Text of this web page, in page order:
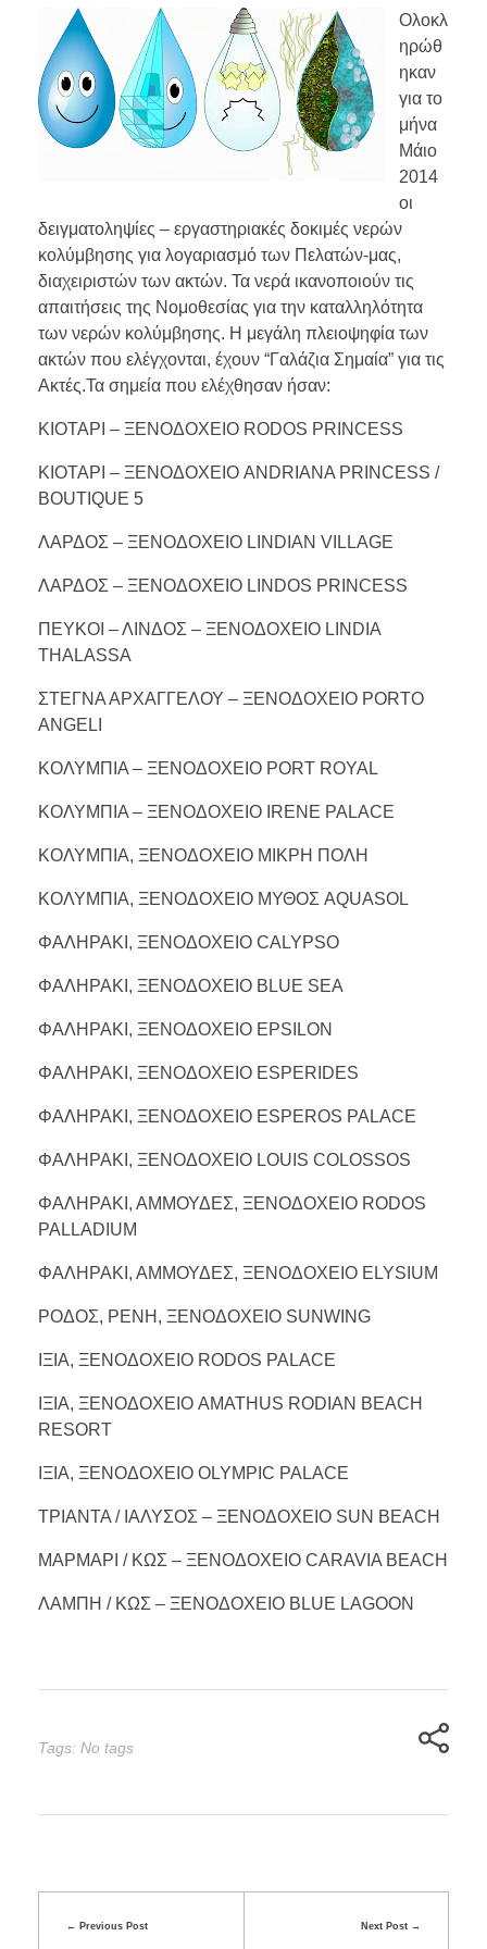
Ολοκλ
ηρώθ
ηκαν
για το
μήνα
Μάιο
2014
οι
δειγματοληψίες – εργαστηριακές δοκιμές νερών
κολύμβησης για λογαριασμό των Πελατών-μας,
διαχειριστών των ακτών. Τα νερά ικανοποιούν τις
απαιτήσεις της Νομοθεσίας για την καταλληλότητα
των νερών κολύμβησης. Η μεγάλη πλειοψηφία των
ακτών που ελέγχονται, έχουν “Γαλάζια Σημαία” για τις
Ακτές.Τα σημεία που ελέχθησαν ήσαν:
ΚΙΟΤΑΡΙ – ΞΕΝΟΔΟΧΕΙΟ RODOS PRINCESS
ΚΙΟΤΑΡΙ – ΞΕΝΟΔΟΧΕΙΟ ANDRIANA PRINCESS /
BOUTIQUE 5
ΛΑΡΔΟΣ – ΞΕΝΟΔΟΧΕΙΟ LINDIAN VILLAGE
ΛΑΡΔΟΣ – ΞΕΝΟΔΟΧΕΙΟ LINDOS PRINCESS
ΠΕΥΚΟΙ – ΛΙΝΔΟΣ – ΞΕΝΟΔΟΧΕΙΟ LINDIA
THALASSA
ΣΤΕΓΝΑ ΑΡΧΑΓΓΕΛΟΥ – ΞΕΝΟΔΟΧΕΙΟ PORTO
ANGELI
ΚΟΛΥΜΠΙΑ – ΞΕΝΟΔΟΧΕΙΟ PORT ROYAL
ΚΟΛΥΜΠΙΑ – ΞΕΝΟΔΟΧΕΙΟ IRENE PALACE
ΚΟΛΥΜΠΙΑ, ΞΕΝΟΔΟΧΕΙΟ ΜΙΚΡΗ ΠΟΛΗ
ΚΟΛΥΜΠΙΑ, ΞΕΝΟΔΟΧΕΙΟ ΜΥΘΟΣ AQUASOL
ΦΑΛΗΡΑΚΙ, ΞΕΝΟΔΟΧΕΙΟ CALYPSO
ΦΑΛΗΡΑΚΙ, ΞΕΝΟΔΟΧΕΙΟ BLUE SEA
ΦΑΛΗΡΑΚΙ, ΞΕΝΟΔΟΧΕΙΟ EPSILON
ΦΑΛΗΡΑΚΙ, ΞΕΝΟΔΟΧΕΙΟ ESPERIDES
ΦΑΛΗΡΑΚΙ, ΞΕΝΟΔΟΧΕΙΟ ESPEROS PALACE
ΦΑΛΗΡΑΚΙ, ΞΕΝΟΔΟΧΕΙΟ LOUIS COLOSSOS
ΦΑΛΗΡΑΚΙ, ΑΜΜΟΥΔΕΣ, ΞΕΝΟΔΟΧΕΙΟ RODOS
PALLADIUM
ΦΑΛΗΡΑΚΙ, ΑΜΜΟΥΔΕΣ, ΞΕΝΟΔΟΧΕΙΟ ELYSIUM
ΡΟΔΟΣ, ΡΕΝΗ, ΞΕΝΟΔΟΧΕΙΟ SUNWING
ΙΞΙΑ, ΞΕΝΟΔΟΧΕΙΟ RODOS PALACE
ΙΞΙΑ, ΞΕΝΟΔΟΧΕΙΟ AMATHUS RODIAN BEACH
RESORT
ΙΞΙΑ, ΞΕΝΟΔΟΧΕΙΟ OLYMPIC PALACE
ΤΡΙΑΝΤΑ / ΙΑΛΥΣΟΣ – ΞΕΝΟΔΟΧΕΙΟ SUN BEACH
ΜΑΡΜΑΡΙ / ΚΩΣ – ΞΕΝΟΔΟΧΕΙΟ CARAVIA BEACH
ΛΑΜΠΗ / ΚΩΣ – ΞΕΝΟΔΟΧΕΙΟ BLUE LAGOON
Tags: No tags
Previous Post Next Post